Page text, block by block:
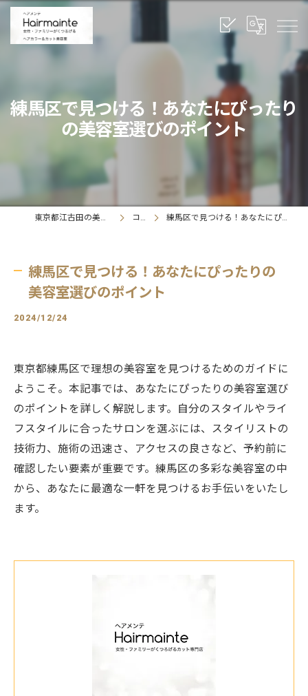
練馬区で見つける！あなたにぴったり
の美容室選びのポイント
東京都江古田の美容室ならヘアメンテ コラム 練馬区で見つける！あなたにぴったりの美容室選びのポイント
練馬区で見つける！あなたにぴったりの
美容室選びのポイント
2024/12/24
東京都練馬区で理想の美容室を見つけるためのガイドに
ようこそ。本記事では、あなたにぴったりの美容室選び
のポイントを詳しく解説します。自分のスタイルやライ
フスタイルに合ったサロンを選ぶには、スタイリストの
技術力、施術の迅速さ、アクセスの良さなど、予約前に
確認したい要素が重要です。練馬区の多彩な美容室の中
から、あなたに最適な一軒を見つけるお手伝いをいたし
ます。